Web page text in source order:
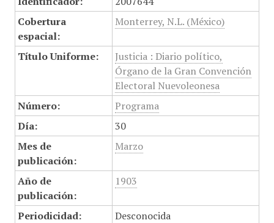
Cobertura
espacial:
Monterrey, N.L. (México)
Título Uniforme:
Justicia : Diario político,
Órgano de la Gran Convención
Electoral Nuevoleonesa
Número:
Programa
Día:
30
Mes de
publicación:
Marzo
Año de
publicación:
1903
Periodicidad:
Desconocida